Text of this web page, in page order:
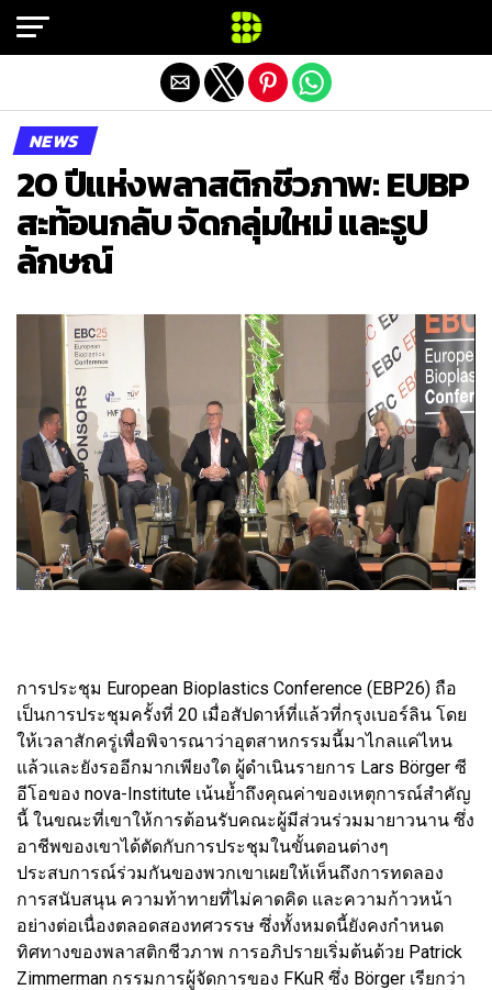
NEWS
20 ปีแห่งพลาสติกชีวภาพ: EUBP
สะท้อนกลับ จัดกลุ่มใหม่ และรูป
ลักษณ์
การประชุม European Bioplastics Conference (EBP26) ถือ
เป็นการประชุมครั้งที่ 20 เมื่อสัปดาห์ที่แล้วที่กรุงเบอร์ลิน โดย
ให้เวลาสักครู่เพื่อพิจารณาว่าอุตสาหกรรมนี้มาไกลแค่ไหน
แล้วและยังรออีกมากเพียงใด ผู้ดำเนินรายการ Lars Börger ซี
อีโอของ nova-Institute เน้นย้ำถึงคุณค่าของเหตุการณ์สำคัญ
นี้ ในขณะที่เขาให้การต้อนรับคณะผู้มีส่วนร่วมมายาวนาน ซึ่ง
อาชีพของเขาได้ตัดกับการประชุมในขั้นตอนต่างๆ
ประสบการณ์ร่วมกันของพวกเขาเผยให้เห็นถึงการทดลอง
การสนับสนุน ความท้าทายที่ไม่คาดคิด และความก้าวหน้า
อย่างต่อเนื่องตลอดสองทศวรรษ ซึ่งทั้งหมดนี้ยังคงกำหนด
ทิศทางของพลาสติกชีวภาพ การอภิปรายเริ่มต้นด้วย Patrick
Zimmerman กรรมการผู้จัดการของ FKuR ซึ่ง Börger เรียกว่า
Exit mobile version